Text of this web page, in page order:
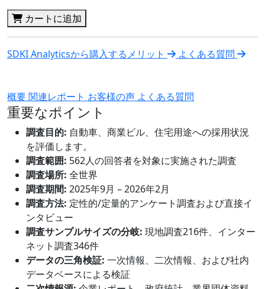
カートに追加
SDKI Analyticsから購入するメリット よくある質問
概要関連レポート お客様の声 よくある質問
重要なポイント
調査目的: 自動車、商業ビル、住宅用途への採用状況
を評価します。
調査範囲: 562人の回答者を対象に実施された調査
調査場所: 全世界
調査期間: 2025年9月 – 2026年2月
調査方法: 定性的/定量的アンケート調査および直接イ
ンタビュー
調査サンプルサイズの分岐: 現地調査216件、インター
ネット調査346件
データの三角検証: 一次情報、二次情報、および社内
データベースによる検証